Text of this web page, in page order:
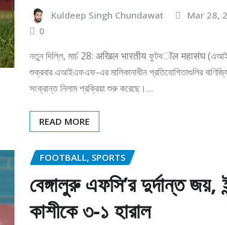
Kuldeep Singh Chundawat
Mar 28,
0
নতুন দিল্লি, মার্চ 28: अखिल भारतीय ফুটবॉल महासंघ
শুক্রবার এআইএফএফ-এর মালিকানাধীন প্রতিযোগিতাগুলির
সংক্রান্ত নিলাম প্রক্রিয়া শুরু করেছে।…
READ MORE
FOOTBALL, SPORTS
বেঙ্গালুরু এফসি’র দুর্দান্ত জয়,
কাশীকে ৩-১ হারাল